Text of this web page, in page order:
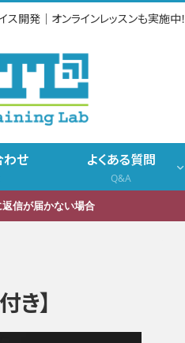
開発｜オンラインレッスンも実施中！
わせ よくある質問
Q&A
信が届かない場合
き】